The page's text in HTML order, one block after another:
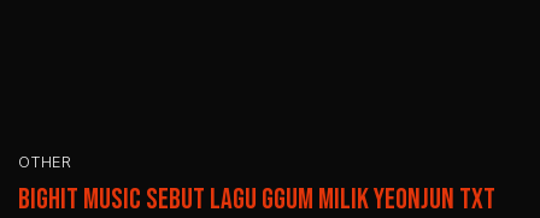
OTHER
BIGHIT MUSIC Sebut Lagu GGUM Milik Yeonjun TXT